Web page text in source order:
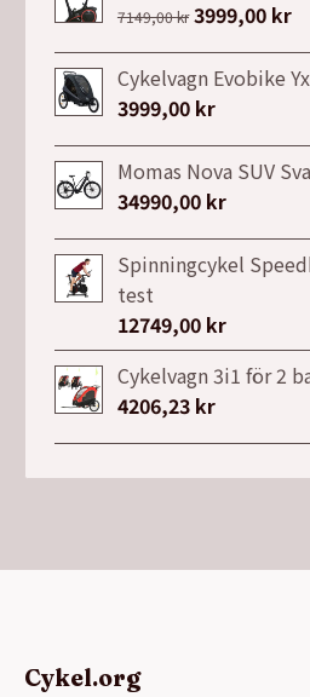
7149,00kr Det
ursprungliga
priset
var:
3999,00 krDet
Cykelvagn Evobike
3999,00 kr
Momas Nova SUV
34990,00 kr
Spinningcykel
test
12749,00 kr
Cykelvagn 3i1 för 2
4206,23 kr
Cykel.org